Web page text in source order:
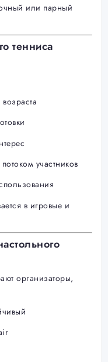
или парный
тенниса
участников
в игровые и
организаторы,